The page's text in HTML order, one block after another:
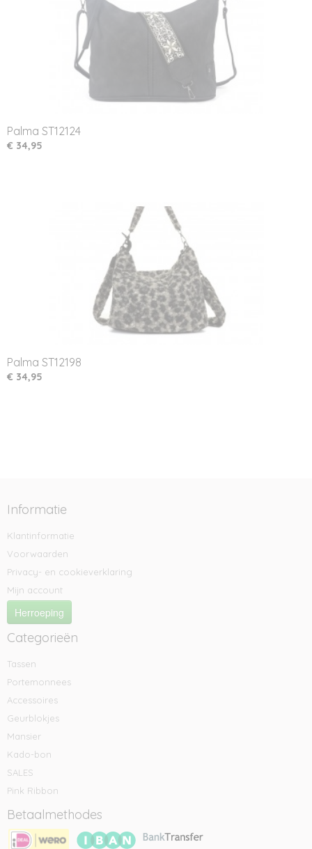
Palma ST12124
€ 34,95
Palma ST12198
€ 34,95
Informatie
Klantinformatie
Voorwaarden
Privacy- en cookieverklaring
Mijn account
Herroeping
Categorieën
Tassen
Portemonnees
Accessoires
Geurblokjes
Mansier
Kado-bon
SALES
Pink Ribbon
Betaalmethodes